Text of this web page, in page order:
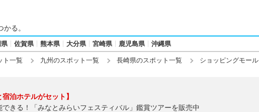
る。
佐賀県 熊本県 大分県 宮崎県 鹿児島県 沖縄県
ト一覧 九州のスポット一覧 長崎県のスポット一覧 ショッピングモール
宿泊ホテルがセット】
きる！「みなとみらいフェスティバル」鑑賞ツアーを販売中